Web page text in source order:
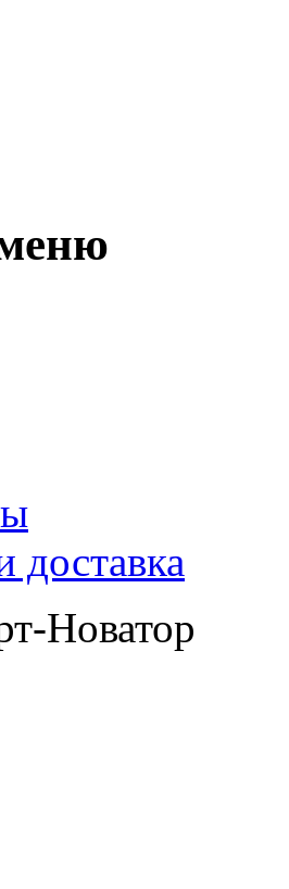
доставка
Новатор